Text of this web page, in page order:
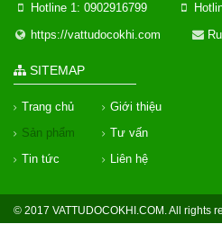
Hotline 1: 0902916799
https://vattudocokhi.com
SITEMAP
Trang chủ
Giới thiệu
Sản phẩm
Tư vấn
Tin tức
Liên hệ
© 2017 VATTUDOCOKHI.COM. All rights